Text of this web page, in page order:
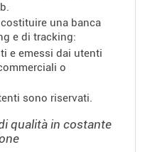
una banca
e di tracking:
e emessi dai utenti
o
sono riservati.
qualità in costante